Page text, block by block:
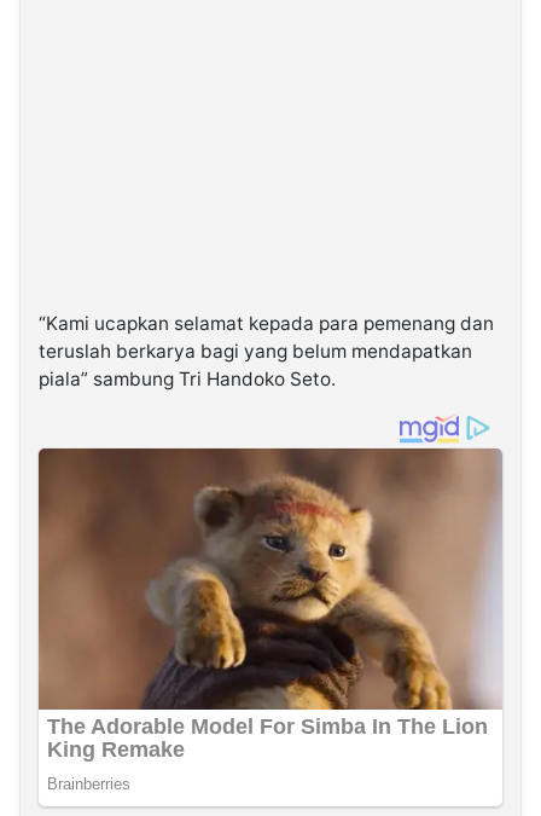
“Kami ucapkan selamat kepada para pemenang dan
teruslah berkarya bagi yang belum mendapatkan
piala” sambung Tri Handoko Seto.